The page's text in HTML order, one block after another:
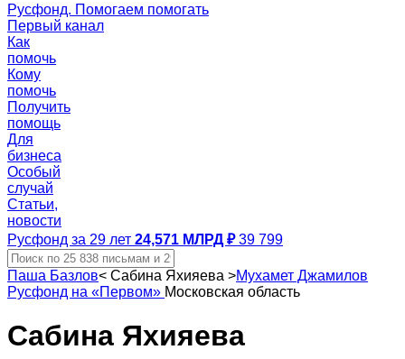
Русфонд. Помогаем помогать
Первый канал
Как
помочь
Кому
помочь
Получить
помощь
Для
бизнеса
Особый
случай
Статьи,
новости
Русфонд за 29 лет 24,571 МЛРД ₽ 39 799
Паша Базлов< Сабина Яхияева >Мухамет Джамилов
Русфонд на «Первом» Московская область
Сабина Яхияева